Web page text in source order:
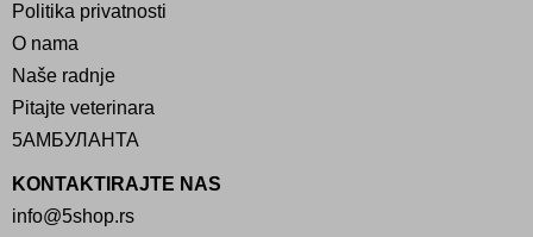
Politika privatnosti
O nama
Naše radnje
Pitajte veterinara
5АМБУЛАНТА
KONTAKTIRAJTE NAS
info@5shop.rs